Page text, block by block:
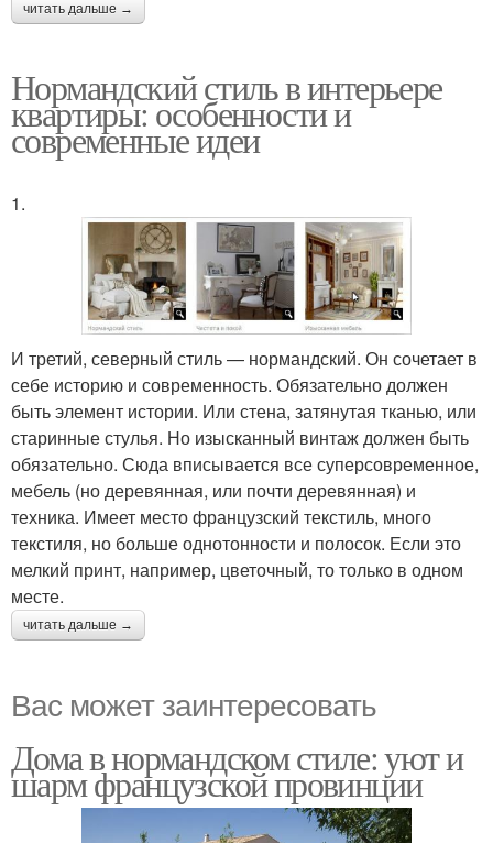
читать дальше →
Нормандский стиль в интерьере
квартиры: особенности и
современные идеи
1.
И третий, северный стиль — нормандский. Он сочетает в
себе историю и современность. Обязательно должен
быть элемент истории. Или стена, затянутая тканью, или
старинные стулья. Но изысканный винтаж должен быть
обязательно. Сюда вписывается все суперсовременное,
мебель (но деревянная, или почти деревянная) и
техника. Имеет место французский текстиль, много
текстиля, но больше однотонности и полосок. Если это
мелкий принт, например, цветочный, то только в одном
месте.
читать дальше →
Вас может заинтересовать
Дома в нормандском стиле: уют и
шарм французской провинции